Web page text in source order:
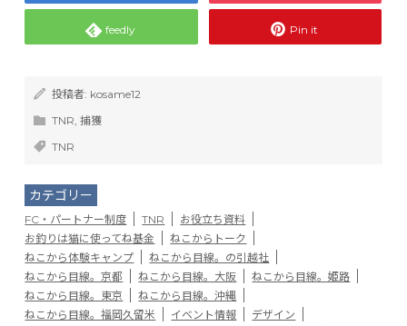
feedly Pin it
投稿者: kosame12
TNR,捕獲
TNR
カテゴリー
FC・パートナー制度 TNR
お役立ち資料
お釣りは猫に使ってね基金
ねこからトーク
ねこから体験キャンプ
ねこから目線。の引越社
ねこから目線。京都
ねこから目線。大阪
ねこから目線。姫路
ねこから目線。東京
ねこから目線。沖縄
ねこから目線。福岡久留米
イベント情報
デザイン